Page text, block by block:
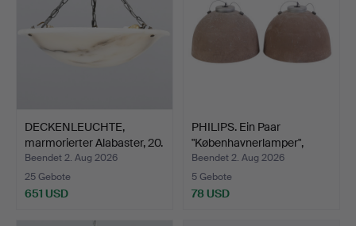
DECKENLEUCHTE,
marmorierter Alabaster, 20.
…
Beendet 2. Aug 2026
25 Gebote
651 USD
PHILIPS. Ein Paar
"Københavnerlamper",
Pen…
Beendet 2. Aug 2026
5 Gebote
78 USD